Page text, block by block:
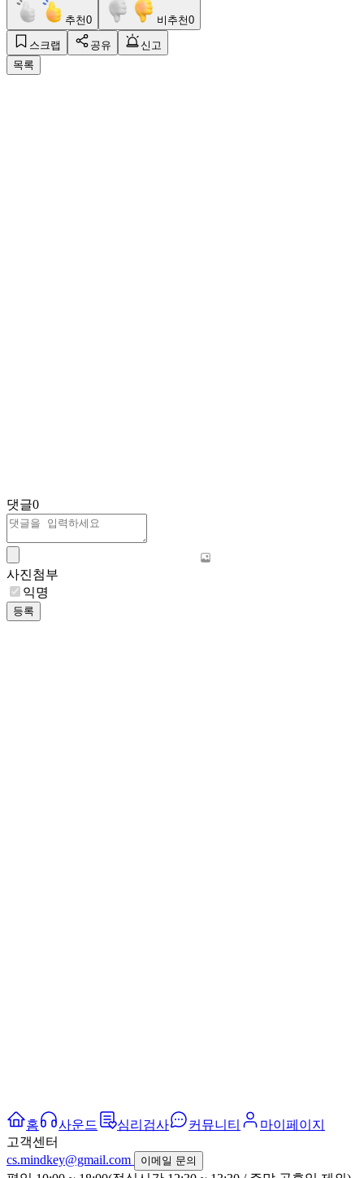
추천0 비추천0
스크랩 공유
신고
목록
댓글0
사진첨부
익명
등록
홈 사운드 심리검사 커뮤니티
마이페이지
고객센터
cs.mindkey@gmail.com
이메일 문의